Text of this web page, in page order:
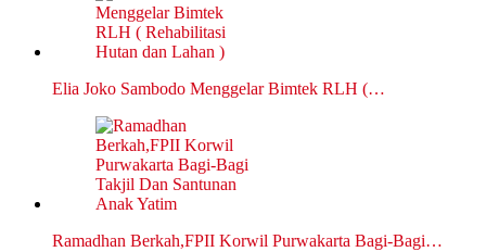
Elia Joko Sambodo Menggelar Bimtek RLH (…
Ramadhan Berkah,FPII Korwil Purwakarta Bagi-Bagi…